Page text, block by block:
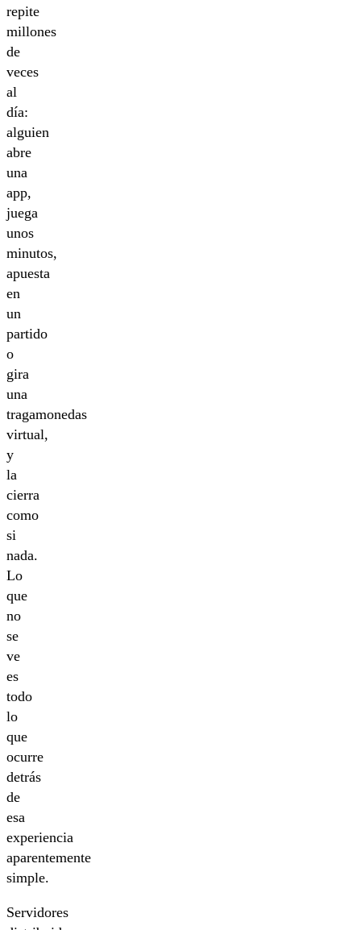
repite
millones
de
veces
al
día:
alguien
abre
una
app,
juega
unos
minutos,
apuesta
en
un
partido
o
gira
una
tragamonedas
virtual,
y
la
cierra
como
si
nada.
Lo
que
no
se
ve
es
todo
lo
que
ocurre
detrás
de
esa
experiencia
aparentemente
simple.
Servidores